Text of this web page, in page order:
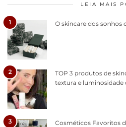
LEIA MAIS
1 O skincare dos sonhos
2
TOP 3 produtos de
textura e luminosidade
3
Cosméticos Favoritos